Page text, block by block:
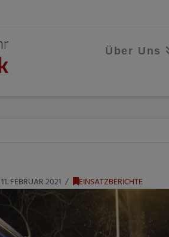
Über Uns
11. FEBRUAR 2021 EINSATZBERICHTE